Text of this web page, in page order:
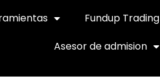
Fundup Trading
Asesor de admision